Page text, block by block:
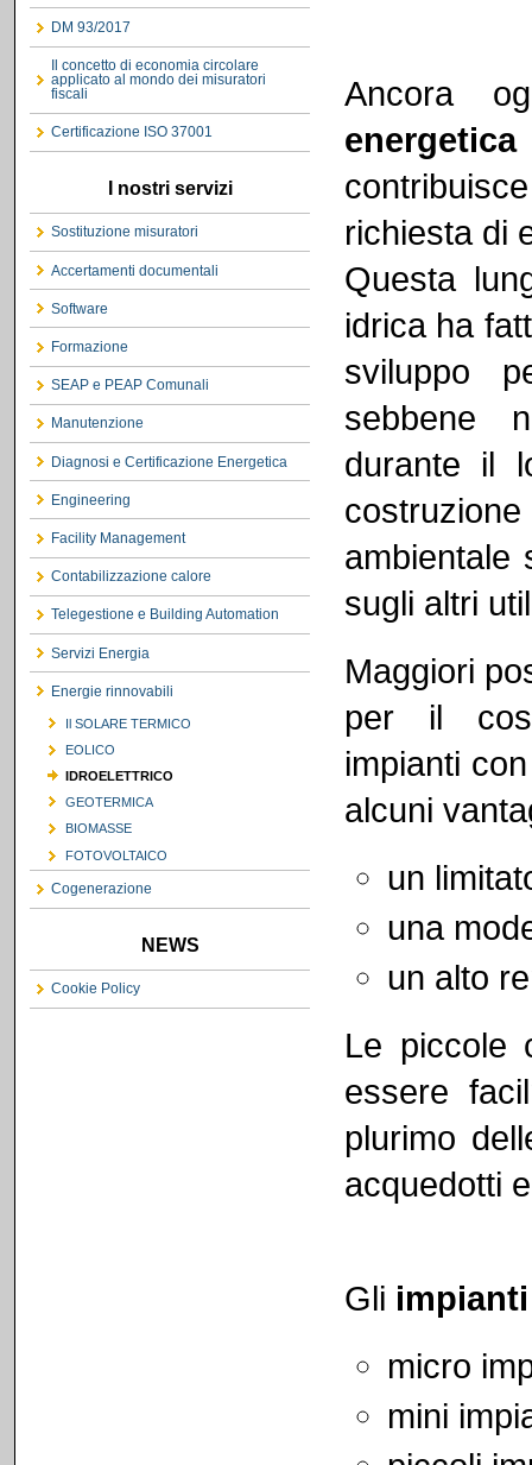
DM 93/2017
Il concetto di economia circolare
applicato al mondo dei misuratori
fiscali
Certificazione ISO 37001
I nostri servizi
Sostituzione misuratori
Accertamenti documentali
Software
Formazione
SEAP e PEAP Comunali
Manutenzione
Diagnosi e Certificazione Energetica
Engineering
Facility Management
Contabilizzazione calore
Telegestione e Building Automation
Servizi Energia
Energie rinnovabili
Il SOLARE TERMICO
EOLICO
IDROELETTRICO
GEOTERMICA
BIOMASSE
FOTOVOLTAICO
Cogenerazione
NEWS
Cookie Policy
Ancora
richiesta di
Questa
idrica ha
sviluppo
sebbene
durante il
ambientale
sugli altri
Maggiori
per il
impianti
alcuni
un
una
un alto
Le piccole
essere
plurimo
acquedotti
Gli
micro
mini